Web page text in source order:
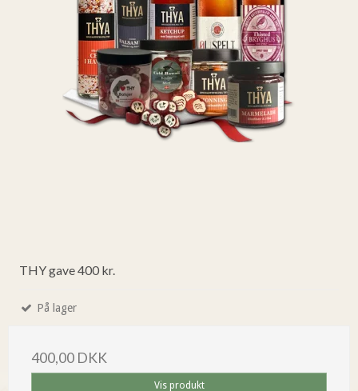
THY gave 400 kr.
På lager
400,00 DKK
Vis produkt